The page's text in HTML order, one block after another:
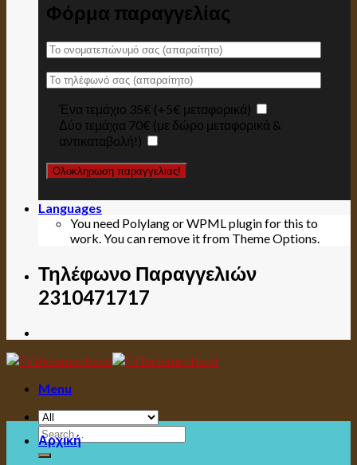
Φόρμα παραγγελίας
Ένα τεμάχιο 35€ (+5€ μεταφορικά)
Δύο τεμάχια 70€ (με δώρο μεταφορικά &
αντικαταβολή!)
Languages
You need Polylang or WPML plugin for this to
work. You can remove it from Theme Options.
Τηλέφωνο Παραγγελιών
2310471717
Menu
Search
for:
Αρχική